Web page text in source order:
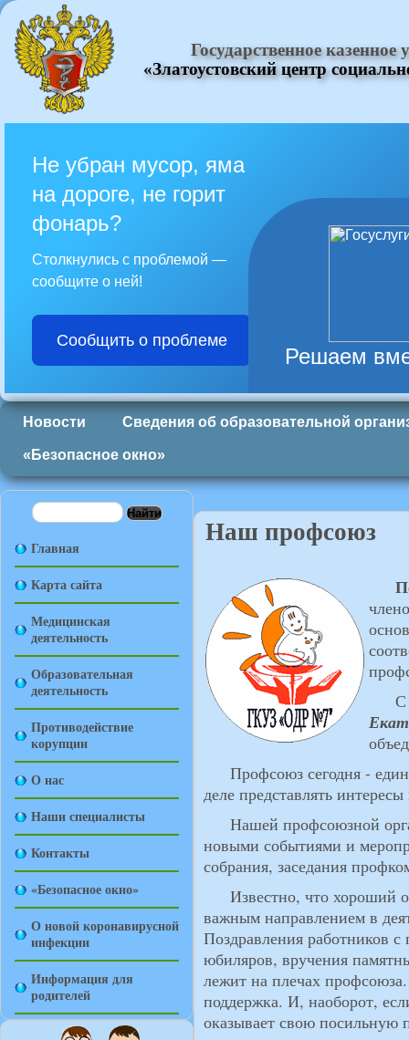
Государственное
«Златоустовский центр
Новости Сведения об образовательной
«Безопасное окно»
Главная
Карта сайта
Медицинская
деятельность
Образовательная
деятельность
Противодействие
корупции
О нас
Наши специалисты
Контакты
«Безопасное окно»
О новой коронавирусной
инфекции
Информация для
родителей
Наш профсоюз
С
Профсоюз сегодня -
деле представлять
Нашей профсоюзной
новыми событиями и
собрания, заседания
Известно, что хороший
важным направлением в
Поздравления работников
юбиляров, вручения
лежит на плечах
поддержка. И, наоборот,
оказывает свою посильную